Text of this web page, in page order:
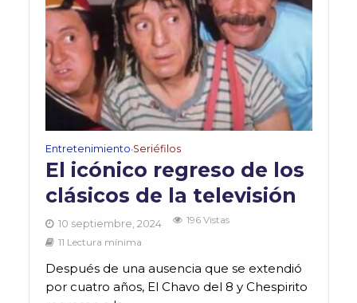
Entretenimiento•Seriéfilos
El icónico regreso de los
clásicos de la televisión
10 septiembre, 2024
196 Vistas
11 Lectura mínima
Después de una ausencia que se extendió
por cuatro años, El Chavo del 8 y Chespirito